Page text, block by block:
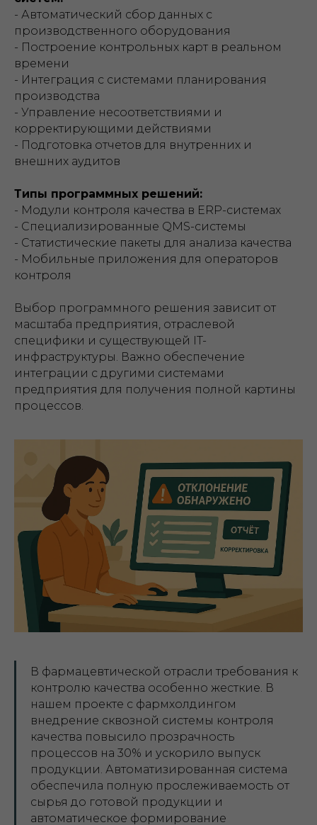
- Автоматический сбор данных с
производственного оборудования
- Построение контрольных карт в реальном
времени
- Интеграция с системами планирования
производства
- Управление несоответствиями и
корректирующими действиями
- Подготовка отчетов для внутренних и
внешних аудитов
Типы программных решений:
- Модули контроля качества в ERP-системах
- Специализированные QMS-системы
- Статистические пакеты для анализа качества
- Мобильные приложения для операторов
контроля
Выбор программного решения зависит от
масштаба предприятия, отраслевой
специфики и существующей IT-
инфраструктуры. Важно обеспечение
интеграции с другими системами
предприятия для получения полной картины
процессов.
В фармацевтической отрасли требования к
контролю качества особенно жесткие. В
нашем проекте с фармхолдингом
внедрение сквозной системы контроля
качества повысило прозрачность
процессов на 30% и ускорило выпуск
продукции. Автоматизированная система
обеспечила полную прослеживаемость от
сырья до готовой продукции и
автоматическое формирование